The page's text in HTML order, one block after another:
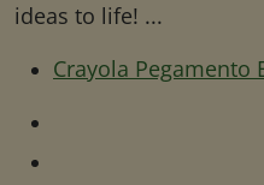
ideas to life! ...
Crayola Pegamento